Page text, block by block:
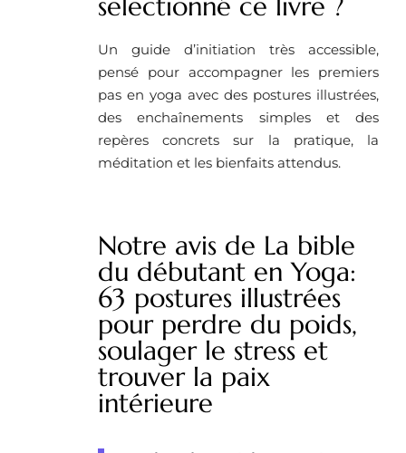
Un guide d’initiation très accessible,
pensé pour accompagner les premiers
pas en yoga avec des postures illustrées,
des enchaînements simples et des
repères concrets sur la pratique, la
méditation et les bienfaits attendus.
Notre avis de La bible
du débutant en Yoga:
63 postures illustrées
pour perdre du poids,
soulager le stress et
trouver la paix
intérieure